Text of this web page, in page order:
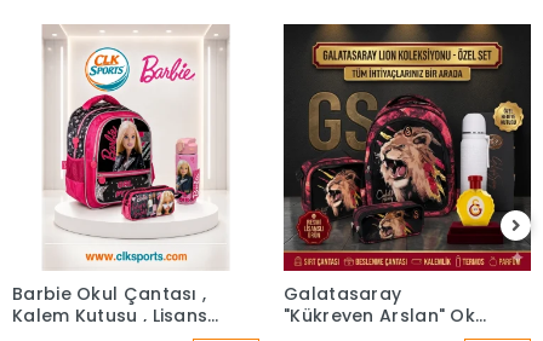
Barbie Okul Çantası ,
Kalem Kutusu , Lisanslı
Galatasaray
"Kükreyen Arslan" Okul